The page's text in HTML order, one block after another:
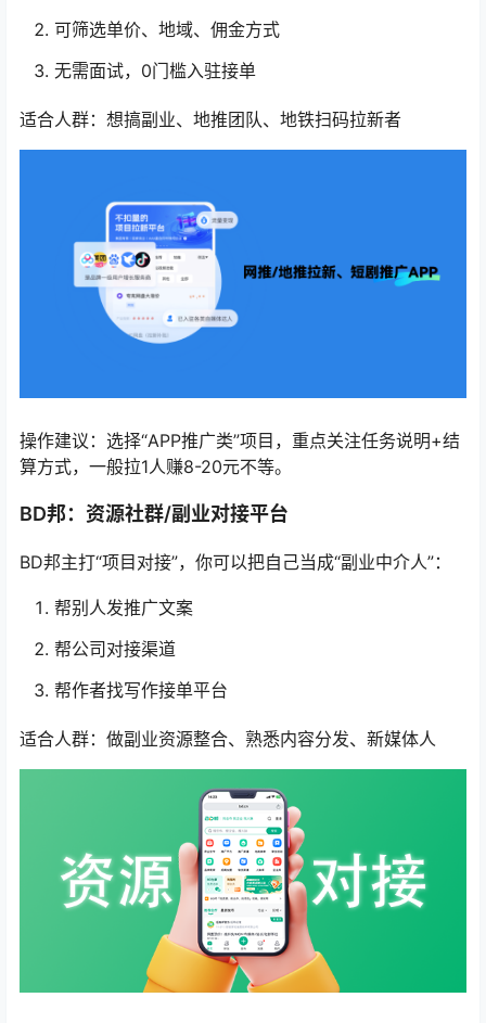
可筛选单价、地域、佣金方式
无需面试，0门槛入驻接单
适合人群：想搞副业、地推团队、地铁扫码拉新者
操作建议：选择“APP推广类”项目，重点关注任务说明+结
算方式，一般拉1人赚8-20元不等。
BD邦：资源社群/副业对接平台
BD邦主打“项目对接”，你可以把自己当成“副业中介人”：
帮别人发推广文案
帮公司对接渠道
帮作者找写作接单平台
适合人群：做副业资源整合、熟悉内容分发、新媒体人